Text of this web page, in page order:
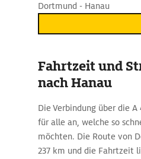
Dortmund - Hanau
Fahrtzeit und
nach Hanau
Die Verbindung über die
für alle an, welche so
möchten. Die Route von
237 km und die Fahrtzeit